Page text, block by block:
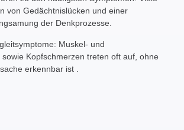
von Gedächtnislücken und einer
der Denkprozesse.
: Muskel- und
Kopfschmerzen treten oft auf, ohne
erkennbar ist .